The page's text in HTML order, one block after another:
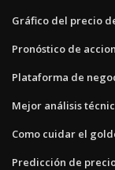
Gráfico del precio
Pronóstico de
Plataforma de
Mejor análisis
Como cuidar el
Predicción de